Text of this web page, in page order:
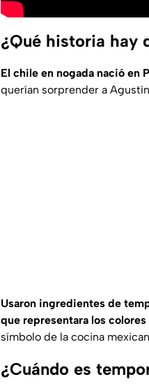
¿Qué historia hay
El chile en nogada nació en
querían sorprender a
Usaron ingredientes de
que representara los
símbolo de la cocina
¿Cuándo es